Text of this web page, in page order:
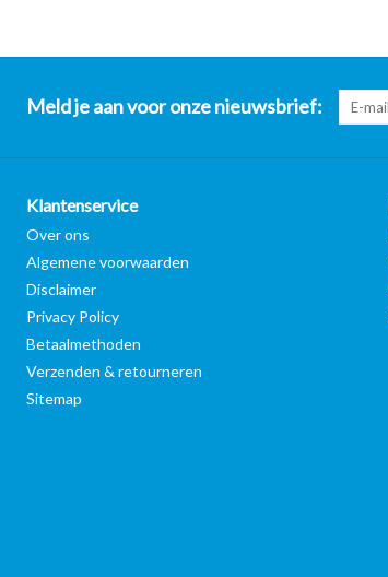
Meld je aan voor onze nieuwsbrief:
Klantenservice
Over ons
Algemene voorwaarden
Disclaimer
Privacy Policy
Betaalmethoden
Verzenden & retourneren
Sitemap